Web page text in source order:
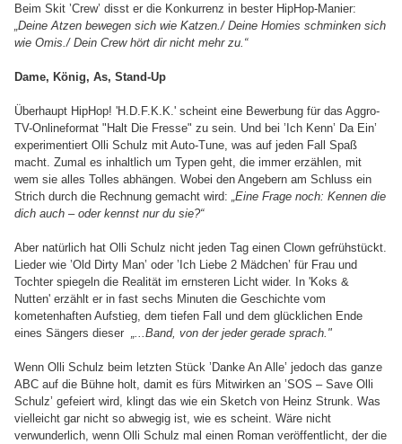
Beim Skit ’Crew’ disst er die Konkurrenz in bester HipHop-Manier:
„Deine Atzen bewegen sich wie Katzen./ Deine Homies schminken sich
wie Omis./ Dein Crew hört dir nicht mehr zu.“
Dame, König, As, Stand-Up
Überhaupt HipHop! 'H.D.F.K.K.' scheint eine Bewerbung für das Aggro-
TV-Onlineformat "Halt Die Fresse" zu sein. Und bei ’Ich Kenn’ Da Ein’
experimentiert Olli Schulz mit Auto-Tune, was auf jeden Fall Spaß
macht. Zumal es inhaltlich um Typen geht, die immer erzählen, mit
wem sie alles Tolles abhängen. Wobei den Angebern am Schluss ein
Strich durch die Rechnung gemacht wird: „Eine Frage noch: Kennen die
dich auch – oder kennst nur du sie?“
Aber natürlich hat Olli Schulz nicht jeden Tag einen Clown gefrühstückt.
Lieder wie ’Old Dirty Man’ oder ’Ich Liebe 2 Mädchen’ für Frau und
Tochter spiegeln die Realität im ernsteren Licht wider. In 'Koks &
Nutten' erzählt er in fast sechs Minuten die Geschichte vom
kometenhaften Aufstieg, dem tiefen Fall und dem glücklichen Ende
eines Sängers dieser „...Band, von der jeder gerade sprach."
Wenn Olli Schulz beim letzten Stück ’Danke An Alle’ jedoch das ganze
ABC auf die Bühne holt, damit es fürs Mitwirken an ’SOS – Save Olli
Schulz’ gefeiert wird, klingt das wie ein Sketch von Heinz Strunk. Was
vielleicht gar nicht so abwegig ist, wie es scheint. Wäre nicht
verwunderlich, wenn Olli Schulz mal einen Roman veröffentlicht, der die